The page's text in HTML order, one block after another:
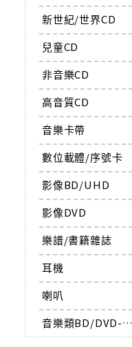
新世紀/世界CD
兒童CD
非音樂CD
高音質CD
音樂卡帶
數位載體/序號卡
影像BD/UHD
影像DVD
樂譜/書籍雜誌
耳機
喇叭
音樂類BD/DVD-AUDIO